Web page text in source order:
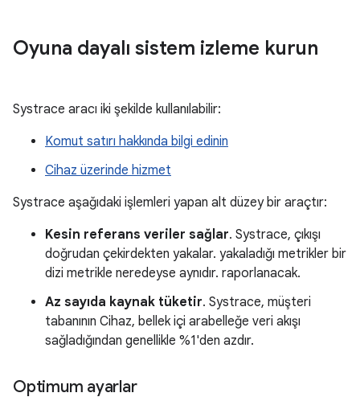
Oyuna dayalı sistem izleme kurun
Systrace aracı iki şekilde kullanılabilir:
Komut satırı hakkında bilgi edinin
Cihaz üzerinde hizmet
Systrace aşağıdaki işlemleri yapan alt düzey bir araçtır:
Kesin referans veriler sağlar. Systrace, çıkışı
doğrudan çekirdekten yakalar. yakaladığı metrikler bir
dizi metrikle neredeyse aynıdır. raporlanacak.
Az sayıda kaynak tüketir. Systrace, müşteri
tabanının Cihaz, bellek içi arabelleğe veri akışı
sağladığından genellikle %1'den azdır.
Optimum ayarlar